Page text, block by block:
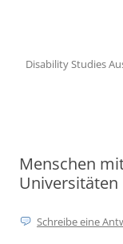
Disability Studies
Menschen
Universitäten
Schreibe eine